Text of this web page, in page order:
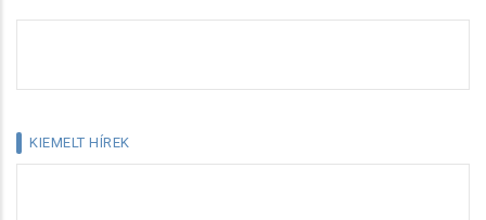
KIEMELT HÍREK